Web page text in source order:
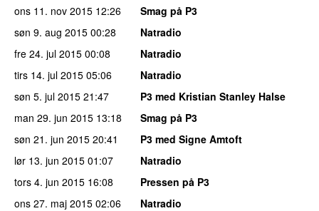
ons 11. nov 2015 12:26
Smag på P3
søn 9. aug 2015 00:28
Natradio
fre 24. jul 2015 00:08
Natradio
tirs 14. jul 2015 05:06
Natradio
søn 5. jul 2015 21:47
P3 med Kristian Stanley Halse
man 29. jun 2015 13:18
Smag på P3
søn 21. jun 2015 20:41
P3 med Signe Amtoft
lør 13. jun 2015 01:07
Natradio
tors 4. jun 2015 16:08
Pressen på P3
ons 27. maj 2015 02:06
Natradio